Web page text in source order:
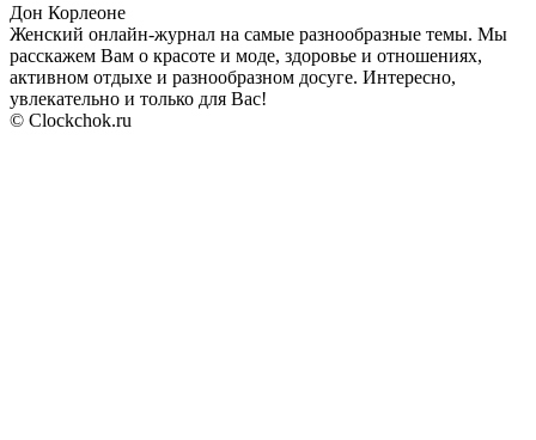
Дон Корлеоне
Женский онлайн-журнал на самые разнообразные темы. Мы
расскажем Вам о красоте и моде, здоровье и отношениях,
активном отдыхе и разнообразном досуге. Интересно,
увлекательно и только для Вас!
© Clockchok.ru